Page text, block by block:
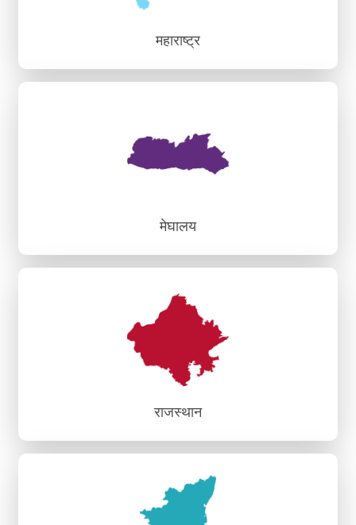
महाराष्ट्र
महाराष्ट्र
क्षेत्रीय क्षमता निर्माण एवं ज्ञान संस्थान, नागपुर
मेघालय
मेघालय
क्षेत्रीय क्षमता निर्माण एवं ज्ञान संस्थान, शिलांग
राजस्थान
राजस्थान
क्षेत्रीय क्षमता निर्माण एवं ज्ञान संस्थान, जयपुर